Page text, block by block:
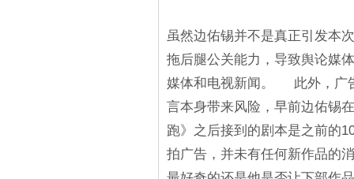
虽然边佑锡并不是真正引发本
拖后腿公关能力，导致舆论媒
媒体和电视新闻。 此外，广
言本身带来风险，早前边佑锡
跑》之后接到的剧本是之前的
拍广告，并未有任何新作品的